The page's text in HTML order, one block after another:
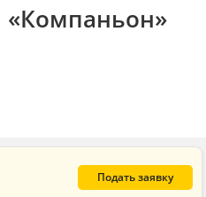
«Компаньон»
Подать заявку